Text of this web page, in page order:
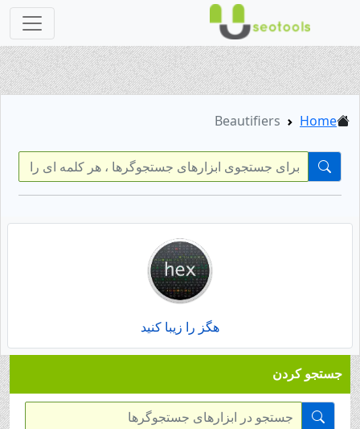
Home
Beautifiers
هگز را زیبا کنید
جستجو کردن